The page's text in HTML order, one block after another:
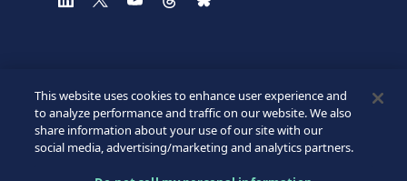
©2026 SICPA HOLDING SA.
This website uses cookies to enhance user experience and
to analyze performance and traffic on our website. We also
share information about your use of our site with our
social media, advertising/marketing and analytics partners.